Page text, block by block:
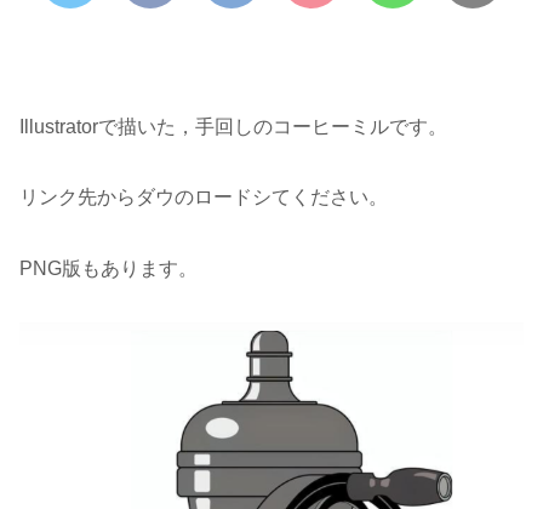
Illustratorで描いた，手回しのコーヒーミルです。
リンク先からダウのロードシてください。
PNG版もあります。